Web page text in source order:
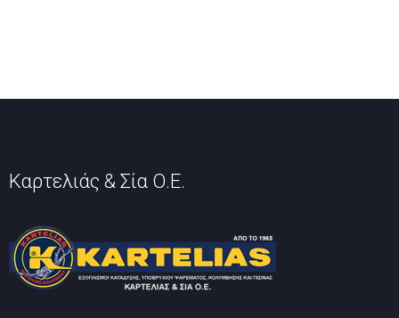
Καρτελιάς & Σία Ο.Ε.